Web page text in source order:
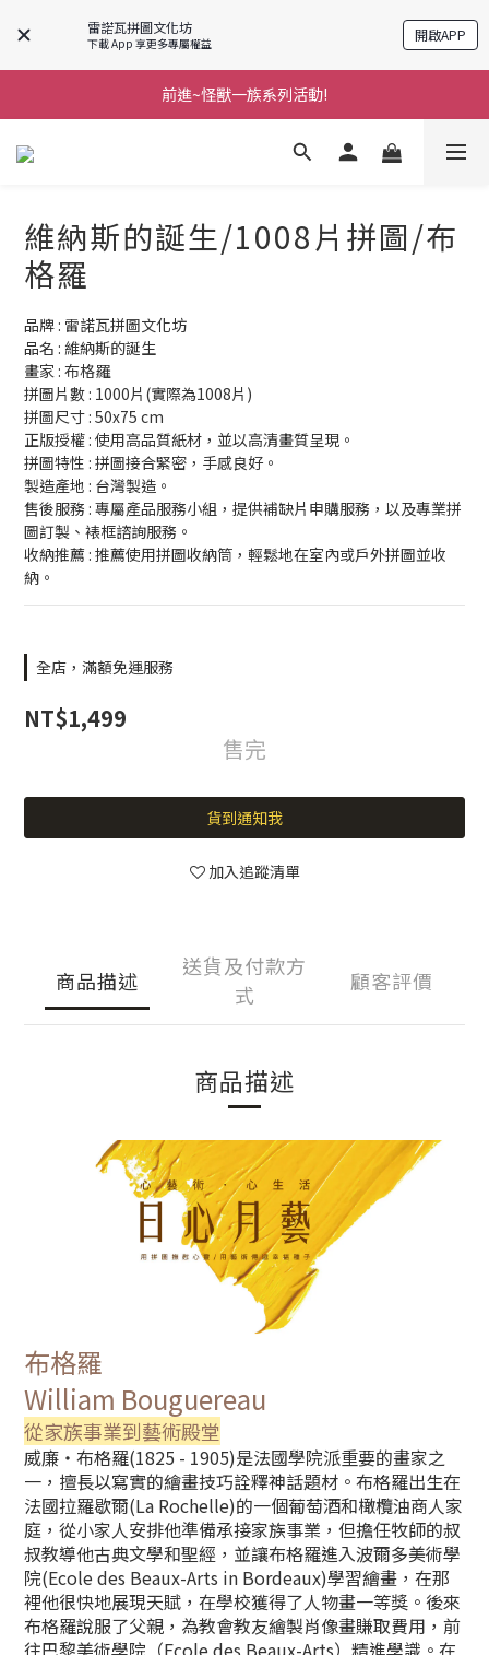
雷諾瓦拼圖文化坊
下載 App 享更多專屬權益 開啟APP
前進~怪獸一族系列活動!
前進~怪獸一族系列活動!
分享美好時光 ∣ APP好友推薦
維納斯的誕生/1008片拼圖/布
格羅
品牌 : 雷諾瓦拼圖文化坊
品名 : 維納斯的誕生
畫家 : 布格羅
拼圖片數 : 1000片(實際為1008片)
拼圖尺寸 : 50x75 cm
正版授權 : 使用高品質紙材，並以高清畫質呈現。
拼圖特性 : 拼圖接合緊密，手感良好。
製造產地 : 台灣製造。
售後服務 : 專屬產品服務小組，提供補缺片申購服務，以及專業拼
圖訂製、裱框諮詢服務。
收納推薦 : 推薦使用拼圖收納筒，輕鬆地在室內或戶外拼圖並收
納。
全店，滿額免運服務
NT$1,499
售完
貨到通知我
加入追蹤清單
商品描述
送貨及付款方
式
顧客評價
商品描述
布格羅
William Bouguereau
從家族事業到藝術殿堂
威廉‧布格羅(1825 - 1905)是法國學院派重要的畫家之
一，擅長以寫實的繪畫技巧詮釋神話題材。布格羅出生在
法國拉羅歇爾(La Rochelle)的一個葡萄酒和橄欖油商人家
庭，從小家人安排他準備承接家族事業，但擔任牧師的叔
叔教導他古典文學和聖經，並讓布格羅進入波爾多美術學
院(Ecole des Beaux-Arts in Bordeaux)學習繪畫，在那
裡他很快地展現天賦，在學校獲得了人物畫一等獎。後來
布格羅說服了父親，為教會教友繪製肖像畫賺取費用，前
往巴黎美術學院（Ecole des Beaux-Arts）精進學識。在